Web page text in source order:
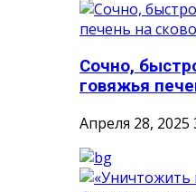
Сочно,
говяжья
Апреля 28, 2025